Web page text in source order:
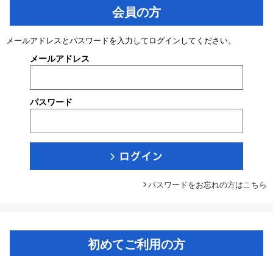
会員の方
メールアドレスとパスワードを入力してログインしてください。
メールアドレス
パスワード
パスワードをお忘れの方はこちら
初めてご利用の方